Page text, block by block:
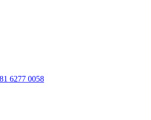
6277 0058